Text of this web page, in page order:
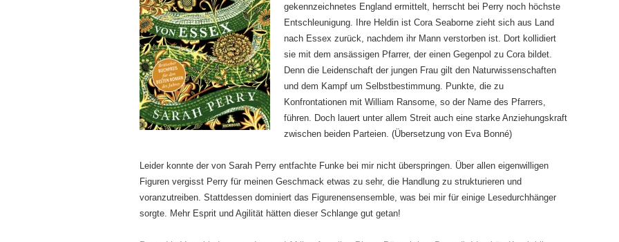
gekennzeichnetes England ermittelt, herrscht bei Perry noch höchste
Entschleunigung. Ihre Heldin ist Cora Seaborne zieht sich aus Land
nach Essex zurück, nachdem ihr Mann verstorben ist. Dort kollidiert
sie mit dem ansässigen Pfarrer, der einen Gegenpol zu Cora bildet.
Denn die Leidenschaft der jungen Frau gilt den Naturwissenschaften
und dem Kampf um Selbstbestimmung. Punkte, die zu
Konfrontationen mit William Ransome, so der Name des Pfarrers,
führen. Doch lauert unter allem Streit auch eine starke Anziehungskraft
zwischen beiden Parteien. (Übersetzung von Eva Bonné)
Leider konnte der von Sarah Perry entfachte Funke bei mir nicht überspringen. Über allen eigenwilligen
Figuren vergisst Perry für meinen Geschmack etwas zu sehr, die Handlung zu strukturieren und
voranzutreiben. Stattdessen dominiert das Figurenensensemble, was bei mir für einige Lesedurchhänger
sorgte. Mehr Esprit und Agilität hätten dieser Schlange gut getan!